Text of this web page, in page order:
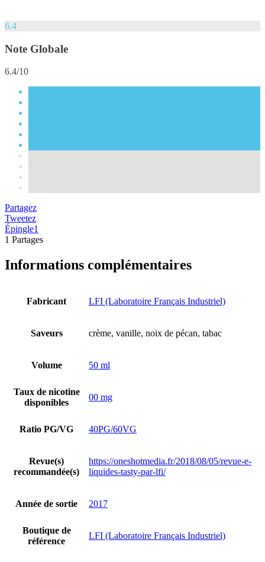
6.4
Note Globale
6.4/10
Partagez
Tweetez
Épingle1
1 Partages
Informations complémentaires
Fabricant LFI (Laboratoire Français Industriel)
Saveurs crème, vanille, noix de pécan, tabac
Volume 50 ml
Taux de nicotine
disponibles
00 mg
Ratio PG/VG 40PG/60VG
Revue(s)
recommandée(s)
https://oneshotmedia.fr/2018/08/05/revue-e-
liquides-tasty-par-lfi/
Année de sortie 2017
Boutique de
référence
LFI (Laboratoire Français Industriel)